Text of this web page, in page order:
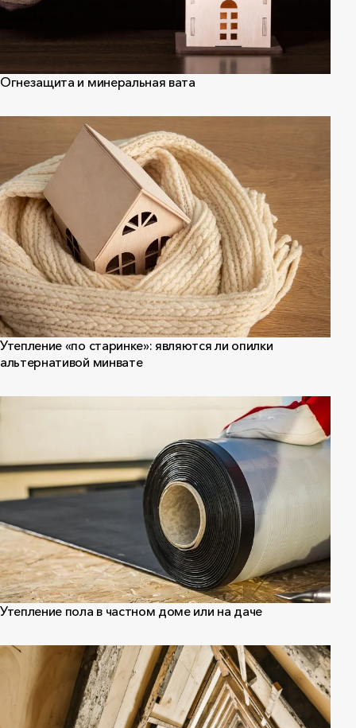
Огнезащита и минеральная вата
Утепление «по старинке»: являются ли опилки
альтернативой минвате
Утепление пола в частном доме или на даче